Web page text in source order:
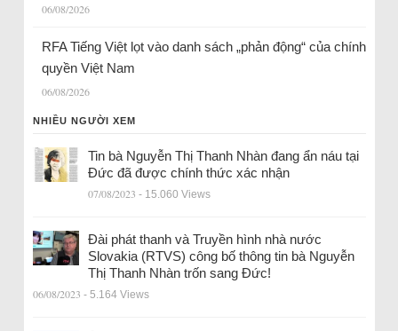
06/08/2026
RFA Tiếng Việt lọt vào danh sách „phản động“ của chính
quyền Việt Nam
06/08/2026
NHIỀU NGƯỜI XEM
Tin bà Nguyễn Thị Thanh Nhàn đang ẩn náu tại
Đức đã được chính thức xác nhận
07/08/2023 - 15.060 Views
Đài phát thanh và Truyền hình nhà nước
Slovakia (RTVS) công bố thông tin bà Nguyễn
Thị Thanh Nhàn trốn sang Đức!
06/08/2023 - 5.164 Views